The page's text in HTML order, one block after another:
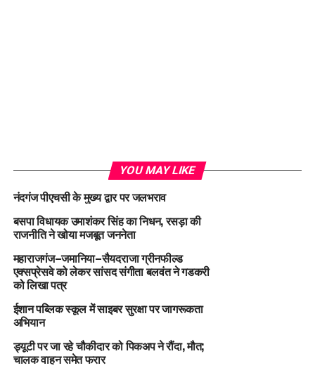
YOU MAY LIKE
नंदगंज पीएचसी के मुख्य द्वार पर जलभराव
बसपा विधायक उमाशंकर सिंह का निधन, रसड़ा की
राजनीति ने खोया मजबूत जननेता
महाराजगंज–जमानिया–सैयदराजा ग्रीनफील्ड
एक्सप्रेसवे को लेकर सांसद संगीता बलवंत ने गडकरी
को लिखा पत्र
ईशान पब्लिक स्कूल में साइबर सुरक्षा पर जागरूकता
अभियान
ड्यूटी पर जा रहे चौकीदार को पिकअप ने रौंदा, मौत;
चालक वाहन समेत फरार